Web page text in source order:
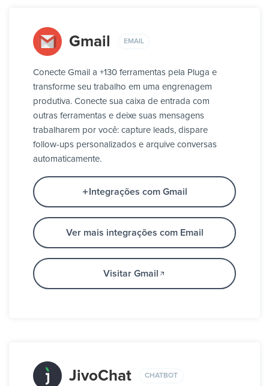
Gmail EMAIL
Conecte Gmail a +130 ferramentas pela Pluga e
transforme seu trabalho em uma engrenagem
produtiva. Conecte sua caixa de entrada com
outras ferramentas e deixe suas mensagens
trabalharem por você: capture leads, dispare
follow-ups personalizados e arquive conversas
automaticamente.
Integrações com Gmail
Ver mais integrações com Email
Visitar Gmail
JivoChat CHATBOT